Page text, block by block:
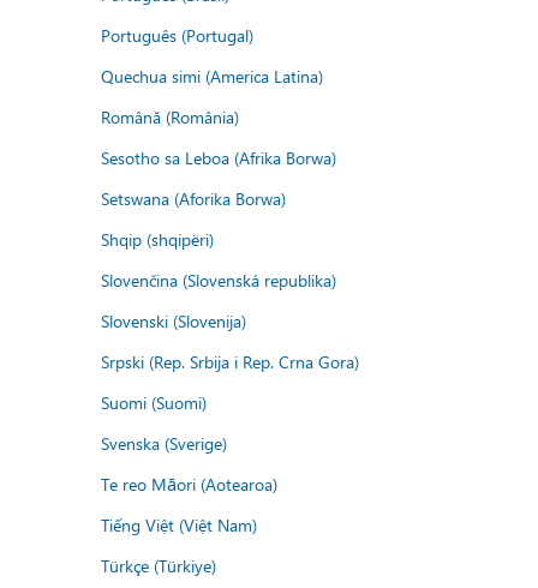
Português (Portugal)
Quechua simi (America Latina)
Română (România)
Sesotho sa Leboa (Afrika Borwa)
Setswana (Aforika Borwa)
Shqip (shqipëri)
Slovenčina (Slovenská republika)
Slovenski (Slovenija)
Srpski (Rep. Srbija i Rep. Crna Gora)
Suomi (Suomi)
Svenska (Sverige)
Te reo Māori (Aotearoa)
Tiếng Việt (Việt Nam)
Türkçe (Türkiye)